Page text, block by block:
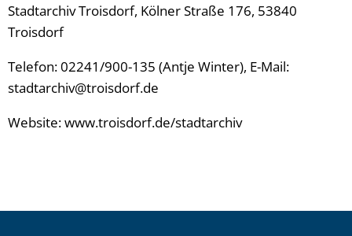
Stadtarchiv Troisdorf, Kölner Straße 176, 53840
Troisdorf
Telefon: 02241/900-135 (Antje Winter), E-Mail:
stadtarchiv@troisdorf.de
Website: www.troisdorf.de/stadtarchiv